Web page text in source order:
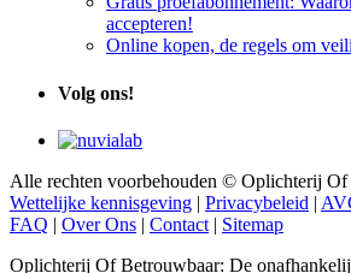
accepteren!
Online kopen, de regels om
Volg ons!
Alle rechten voorbehouden © Oplichterij
Wettelijke kennisgeving | Privacybeleid |
FAQ | Over Ons | Contact | Sitemap
Oplichterij Of Betrouwbaar: De